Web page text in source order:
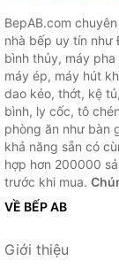
BepAB.com
nhà bếp uy tín như
bình thủy, máy
máy ép, máy hút
dao kéo, thớt, kệ
bình, ly cốc, tô
phòng ăn như bàn
khả năng sẵn có
hợp hơn 200000
trước khi mua.
VỀ BẾP AB
Giới thiệu